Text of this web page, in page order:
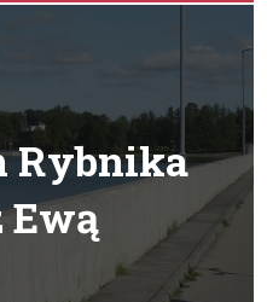
Rybnika
Ewą